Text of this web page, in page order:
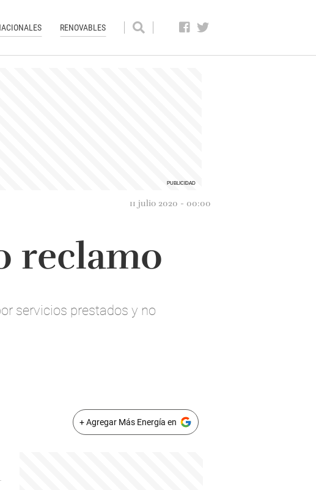
RENOVABLES
11 julio 2020 - 00:00
reclamo
servicios prestados y no
+ Agregar Más Energía en